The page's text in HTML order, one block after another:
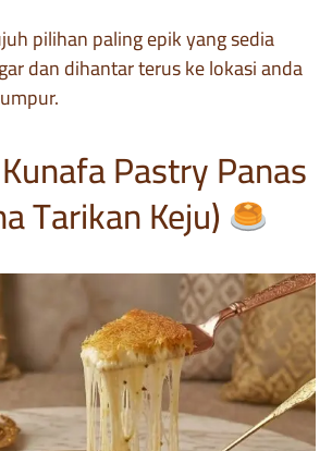
pilihan paling epik yang sedia
dan dihantar terus ke lokasi anda
Pastry Panas
Tarikan Keju)